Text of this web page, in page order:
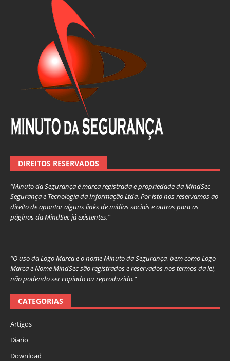
DIREITOS RESERVADOS
“Minuto da Segurança é marca registrada e propriedade da MindSec
Segurança e Tecnologia da Informação Ltda. Por isto nos reservamos ao
direito de apontar alguns links de mídias sociais e outros para as
páginas da MindSec já existentes.”
“O uso da Logo Marca e o nome Minuto da Segurança, bem como Logo
Marca e Nome MindSec são registrados e reservados nos termos da lei,
não podendo ser copiado ou reproduzido.”
CATEGORIAS
Artigos
Diario
Download